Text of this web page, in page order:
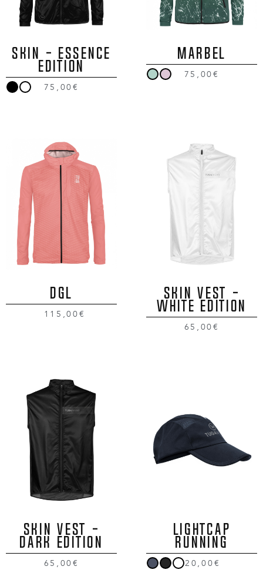
SKIN - ESSENCE
EDITION
75,00€
MARBEL
75,00€
DGL
115,00€
SKIN VEST -
WHITE EDITION
65,00€
SKIN VEST -
DARK EDITION
65,00€
LIGHTCAP
RUNNING
20,00€